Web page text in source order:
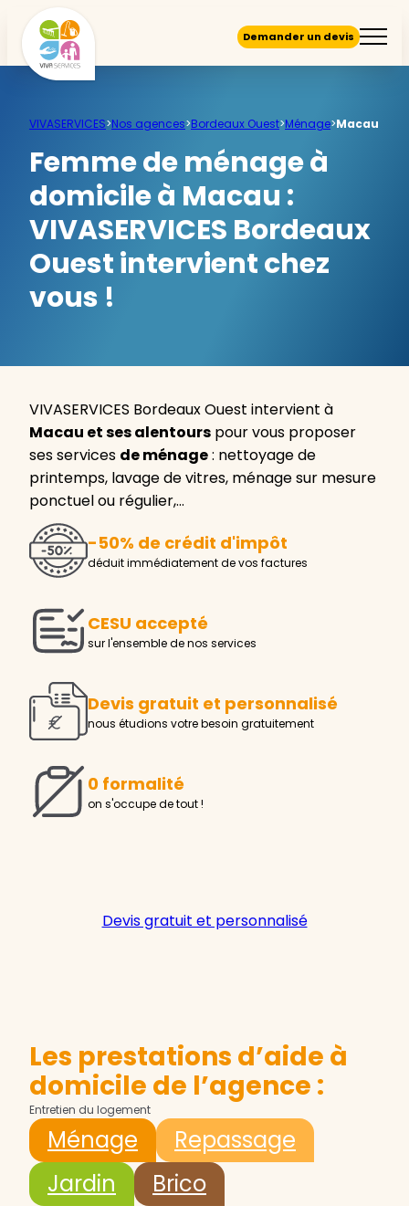
Demander un devis
VIVASERVICES>Nos agences>Bordeaux Ouest>Ménage>Macau
Femme de ménage à
domicile à Macau :
VIVASERVICES Bordeaux
Ouest intervient chez
vous !
VIVASERVICES Bordeaux Ouest intervient à
Macau et ses alentours pour vous proposer
ses services de ménage: nettoyage de
printemps, lavage de vitres, ménage sur mesure
ponctuel ou régulier,…
-50% de crédit d'impôt
déduit immédiatement de vos factures
CESU accepté
sur l'ensemble de nos services
Devis gratuit et personnalisé
nous étudions votre besoin gratuitement
0 formalité
on s'occupe de tout !
Devis gratuit et personnalisé
Les prestations d’aide à
domicile de l’agence :
Entretien du logement
Ménage
Repassage
Jardin
Brico